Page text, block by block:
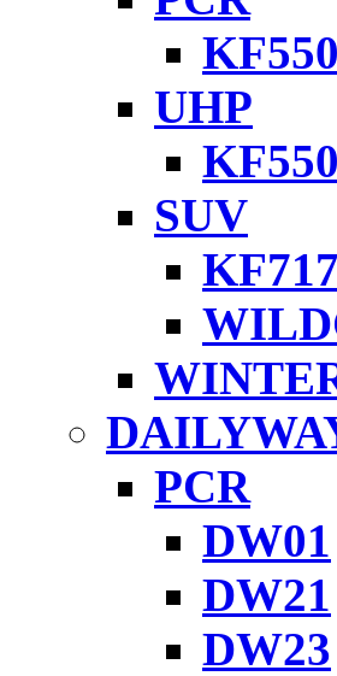
KF550
UHP
KF550
SUV
KF717
PCR
DW01
DW21
DW23